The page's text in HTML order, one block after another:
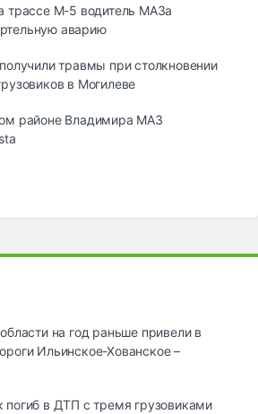
трассе М-5 водитель МАЗа
аварию
травмы при столкновении
в Могилеве
районе Владимира МАЗ
на год раньше привели в
Ильинское-Хованское –
погиб в ДТП с тремя грузовиками